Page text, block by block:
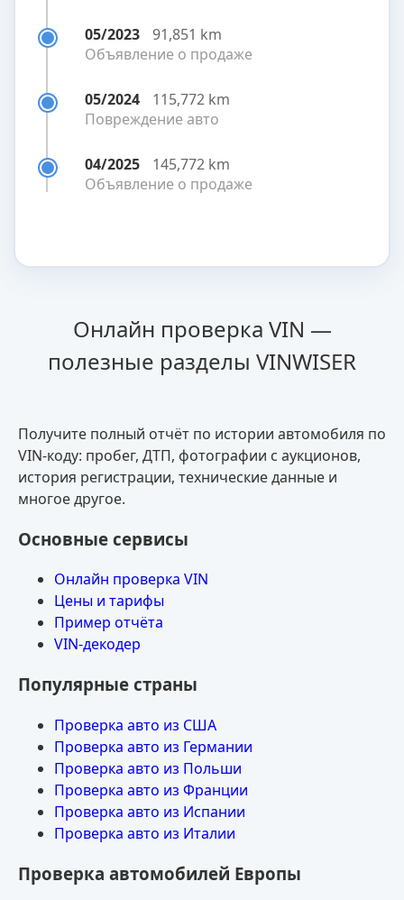
05/2023
91,851 km
Объявление о продаже
05/2024
115,772 km
Повреждение авто
04/2025
145,772 km
Объявление о продаже
Онлайн проверка VIN —
полезные разделы VINWISER
Получите полный отчёт по истории автомобиля по
VIN-коду: пробег, ДТП, фотографии с аукционов,
история регистрации, технические данные и
многое другое.
Основные сервисы
Онлайн проверка VIN
Цены и тарифы
Пример отчёта
VIN-декодер
Популярные страны
Проверка авто из США
Проверка авто из Германии
Проверка авто из Польши
Проверка авто из Франции
Проверка авто из Испании
Проверка авто из Италии
Проверка автомобилей Европы